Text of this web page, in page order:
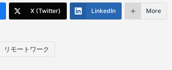
X (Twitter) LinkedIn More
リモートワーク